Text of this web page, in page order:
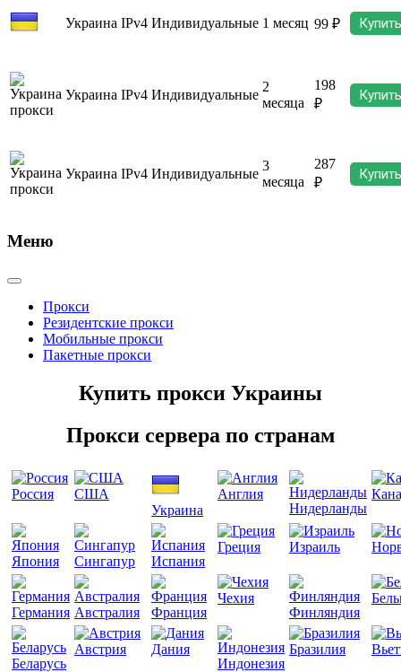
Украина IPv4 Индивидуальные 1 месяц 99 ₽ Купить
Украина IPv4 Индивидуальные
2
месяца
198
₽
Купить
Украина IPv4 Индивидуальные
3
месяца
287
₽
Купить
Меню
Прокси
Резидентские прокси
Мобильные прокси
Пакетные прокси
Купить прокси Украины
Прокси сервера по странам
Россия
США
Украина
Англия
Нидерланды
Япония Сингапур Испания
Греция Израиль
Германия Австралия Франция
Чехия
Финляндия
Беларусь
Австрия
Дания
Индонезия
Бразилия